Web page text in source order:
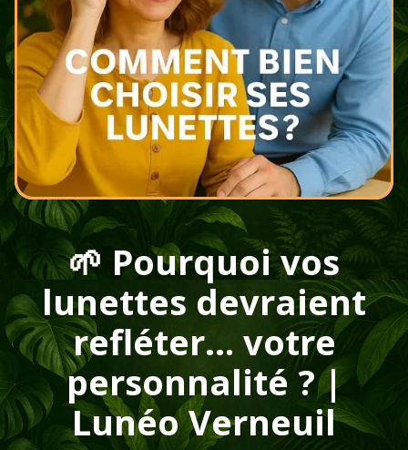
🌱 Pourquoi vos
lunettes devraient
refléter… votre
personnalité ? |
Lunéo Verneuil